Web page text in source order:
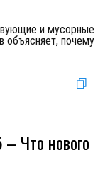
и мусорные
объясняет, почему
Что нового